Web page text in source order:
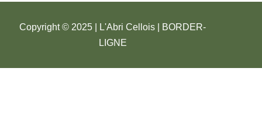
Copyright © 2025 | L'Abri Cellois |
BORDER-
LIGNE